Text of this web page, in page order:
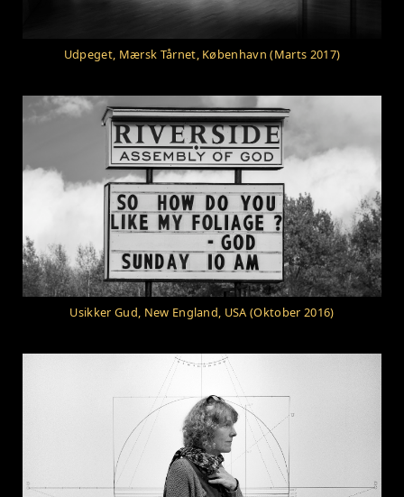
Udpeget, Mærsk Tårnet, København (Marts 2017)
Usikker Gud, New England, USA (Oktober 2016)